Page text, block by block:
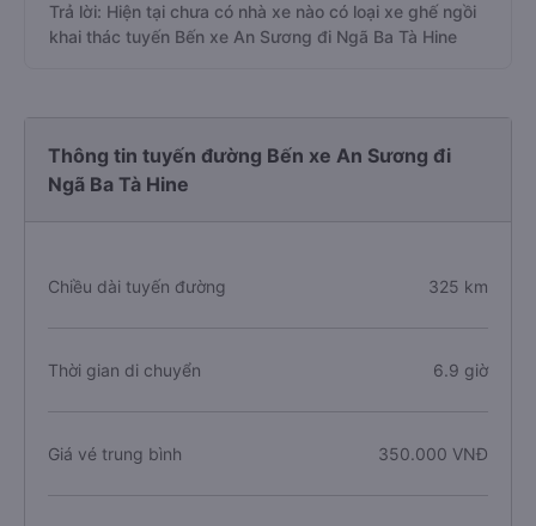
Trả lời: Hiện tại chưa có nhà xe nào có loại xe ghế ngồi
khai thác tuyến Bến xe An Sương đi Ngã Ba Tà Hine
Thông tin tuyến đường Bến xe An Sương đi
Ngã Ba Tà Hine
Chiều dài tuyến đường 325 km
Thời gian di chuyển 6.9 giờ
Giá vé trung bình 350.000 VNĐ